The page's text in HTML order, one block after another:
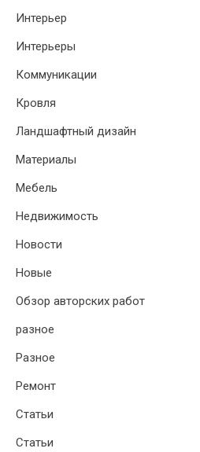
Интерьер
Интерьеры
Коммуникации
Кровля
Ландшафтный дизайн
Материалы
Мебель
Недвижимость
Новости
Новые
Обзор авторских работ
разное
Разное
Ремонт
Статьи
Статьи